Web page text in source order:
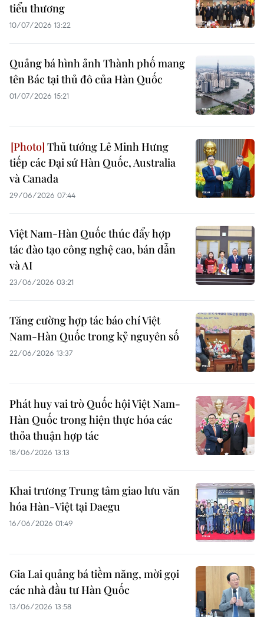
tiểu thương
10/07/2026 13:22
Quảng bá hình ảnh Thành phố mang
tên Bác tại thủ đô của Hàn Quốc
01/07/2026 15:21
Thủ tướng Lê Minh Hưng
tiếp các Đại sứ Hàn Quốc, Australia
và Canada
29/06/2026 07:44
Việt Nam-Hàn Quốc thúc đẩy hợp
tác đào tạo công nghệ cao, bán dẫn
và AI
23/06/2026 03:21
Tăng cường hợp tác báo chí Việt
Nam-Hàn Quốc trong kỷ nguyên số
22/06/2026 13:37
Phát huy vai trò Quốc hội Việt Nam-
Hàn Quốc trong hiện thực hóa các
thỏa thuận hợp tác
18/06/2026 13:13
Khai trương Trung tâm giao lưu văn
hóa Hàn-Việt tại Daegu
16/06/2026 01:49
Gia Lai quảng bá tiềm năng, mời gọi
các nhà đầu tư Hàn Quốc
13/06/2026 13:58